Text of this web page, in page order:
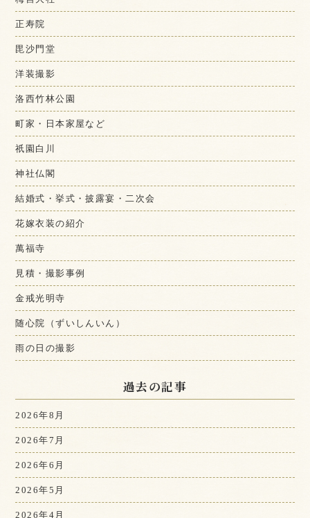
正寿院
毘沙門堂
洋装撮影
洛西竹林公園
町家・日本家屋など
祇園白川
神社仏閣
結婚式・挙式・披露宴・二次会
花嫁衣装の紹介
萬福寺
見積・撮影事例
金戒光明寺
随心院（ずいしんいん）
雨の日の撮影
過去の記事
2026年8月
2026年7月
2026年6月
2026年5月
2026年4月